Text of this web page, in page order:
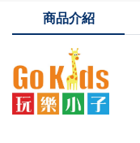
商品介紹